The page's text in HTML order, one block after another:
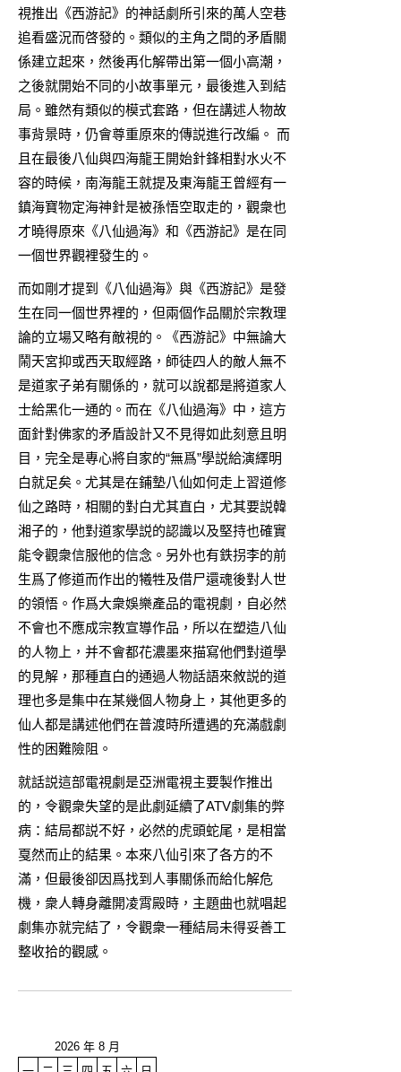
視推出《西游記》的神話劇所引來的萬人空巷
追看盛況而啓發的。類似的主角之間的矛盾關
係建立起來，然後再化解帶出第一個小高潮，
之後就開始不同的小故事單元，最後進入到結
局。雖然有類似的模式套路，但在講述人物故
事背景時，仍會尊重原來的傳説進行改編。 而
且在最後八仙與四海龍王開始針鋒相對水火不
容的時候，南海龍王就提及東海龍王曾經有一
鎮海寶物定海神針是被孫悟空取走的，觀衆也
才曉得原來《八仙過海》和《西游記》是在同
一個世界觀裡發生的。
而如剛才提到《八仙過海》與《西游記》是發
生在同一個世界裡的，但兩個作品關於宗教理
論的立場又略有敵視的。《西游記》中無論大
鬧天宮抑或西天取經路，師徒四人的敵人無不
是道家子弟有關係的，就可以說都是將道家人
士給黑化一通的。而在《八仙過海》中，這方
面針對佛家的矛盾設計又不見得如此刻意且明
目，完全是專心將自家的“無爲”學説給演繹明
白就足矣。尤其是在鋪墊八仙如何走上習道修
仙之路時，相關的對白尤其直白，尤其要説韓
湘子的，他對道家學説的認識以及堅持也確實
能令觀衆信服他的信念。另外也有鉄拐李的前
生爲了修道而作出的犧牲及借尸還魂後對人世
的領悟。作爲大衆娛樂產品的電視劇，自必然
不會也不應成宗教宣導作品，所以在塑造八仙
的人物上，并不會都花濃墨來描寫他們對道學
的見解，那種直白的通過人物話語來敘説的道
理也多是集中在某幾個人物身上，其他更多的
仙人都是講述他們在普渡時所遭遇的充滿戲劇
性的困難險阻。
就話説這部電視劇是亞洲電視主要製作推出
的，令觀衆失望的是此劇延續了ATV劇集的弊
病：結局都説不好，必然的虎頭蛇尾，是相當
戛然而止的結果。本來八仙引來了各方的不
滿，但最後卻因爲找到人事關係而給化解危
機，衆人轉身離開凌霄殿時，主題曲也就唱起
劇集亦就完結了，令觀衆一種結局未得妥善工
整收拾的觀感。
2026 年 8 月